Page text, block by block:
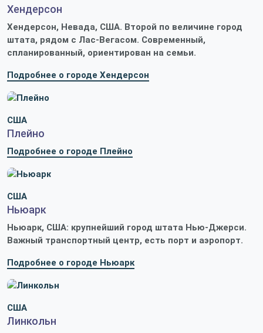
Хендерсон
Хендерсон, Невада, США. Второй по величине город
штата, рядом с Лас-Вегасом. Современный,
спланированный, ориентирован на семьи.
Подробнее о городе Хендерсон
США
Плейно
Подробнее о городе Плейно
США
Ньюарк
Ньюарк, США: крупнейший город штата Нью-Джерси.
Важный транспортный центр, есть порт и аэропорт.
Подробнее о городе Ньюарк
США
Линкольн